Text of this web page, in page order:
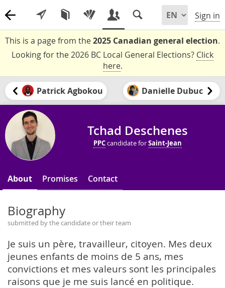
Sign in
This is a page from the2025 Canadian general election.
Looking for the 2026 BC Local General Elections? Click
here.
Patrick Agbokou Danielle Dubuc
Tchad Deschenes
PPCcandidate forSaint-Jean
About Promises Contact
Biography
submitted by the candidate or their team
Je suis un père, travailleur, citoyen. Mes deux
jeunes enfants de moins de 5 ans, mes
convictions et mes valeurs sont les principales
raisons que je me suis lancé en politique.